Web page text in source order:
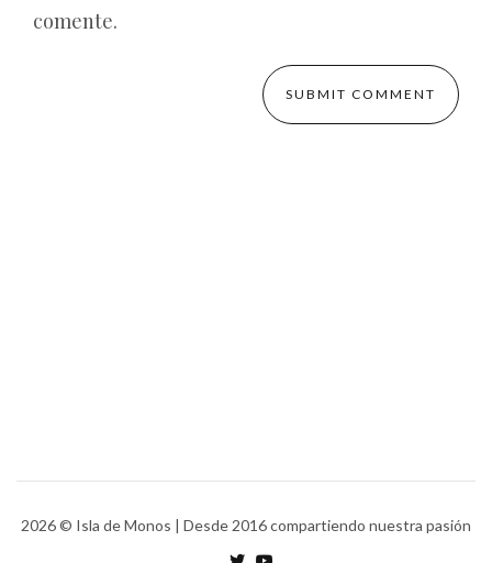
comente.
2026© Isla de Monos | Desde 2016 compartiendo nuestra pasión